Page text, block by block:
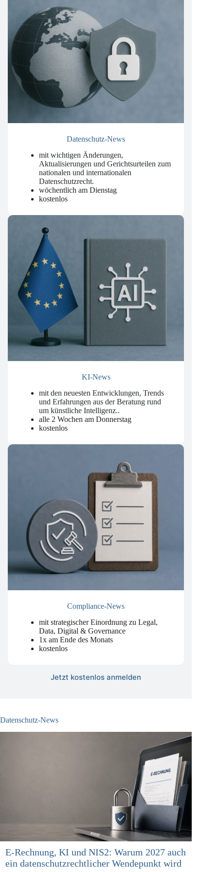
Datenschutz-News
mit wichtigen Änderungen,
Aktualisierungen und Gerichtsurteilen zum
nationalen und internationalen
Datenschutzrecht.
wöchentlich am Dienstag
mit den neuesten Entwicklungen, Trends
und Erfahrungen aus der Beratung rund
um künstliche Intelligenz..
alle 2 Wochen am Donnerstag
mit strategischer Einordnung zu Legal,
Data, Digital & Governance
1x am Ende des Monats
Datenschutz-News
E-Rechnung, KI und NIS2: Warum 2027 auch